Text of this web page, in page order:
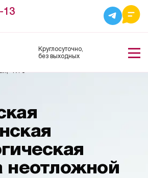
13
Круглосуточно,
без выходных
17/6
неотложной